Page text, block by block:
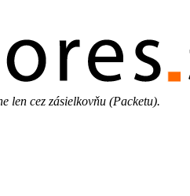
len cez zásielkovňu (Packetu).